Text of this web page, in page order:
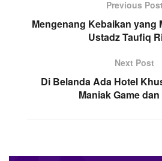
Previous Post
Mengenang Kebaikan yang
Ustadz Taufiq
Next Post
Di Belanda Ada Hotel
Maniak Game